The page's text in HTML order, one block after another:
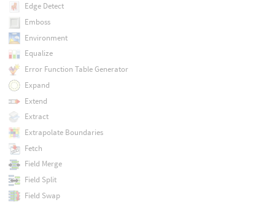
Edge Detect
Emboss
Environment
Equalize
Error Function Table Generator
Expand
Extend
Extract
Extrapolate Boundaries
Fetch
Field Merge
Field Split
Field Swap